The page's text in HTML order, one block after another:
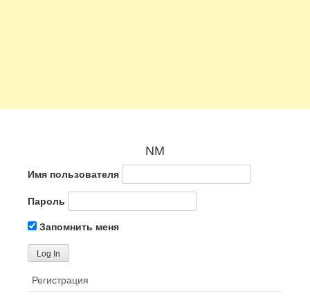
NM
Имя пользователя
Пароль
Запомнить меня
Регистрация